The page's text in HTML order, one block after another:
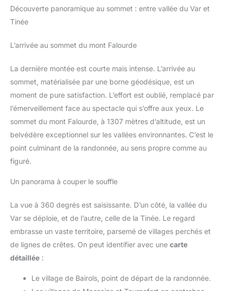
Découverte panoramique au sommet : entre vallée du Var et
Tinée
L’arrivée au sommet du mont Falourde
La dernière montée est courte mais intense. L’arrivée au
sommet, matérialisée par une borne géodésique, est un
moment de pure satisfaction. L’effort est oublié, remplacé par
l’émerveillement face au spectacle qui s’offre aux yeux. Le
sommet du mont Falourde, à 1307 mètres d’altitude, est un
belvédère exceptionnel sur les vallées environnantes. C’est le
point culminant de la randonnée, au sens propre comme au
figuré.
Un panorama à couper le souffle
La vue à 360 degrés est saisissante. D’un côté, la vallée du
Var se déploie, et de l’autre, celle de la Tinée. Le regard
embrasse un vaste territoire, parsemé de villages perchés et
de lignes de crêtes. On peut identifier avec une carte
détaillée :
Le village de Bairols, point de départ de la randonnée.